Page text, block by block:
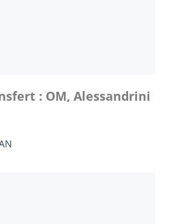
: OM, Alessandrini